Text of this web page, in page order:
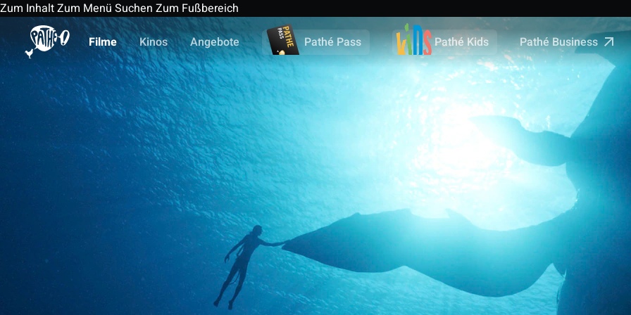
Zum InhaltZum Menü Suchen Zum Fußbereich
Filme
Kinos Angebote Pathé Pass Pathé Kids Pathé Business